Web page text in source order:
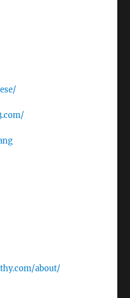
about/